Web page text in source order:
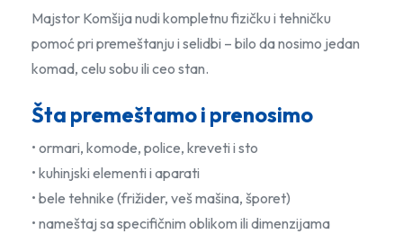
Majstor Komšija nudi kompletnu fizičku i tehničku
pomoć pri premeštanju i selidbi – bilo da nosimo jedan
komad, celu sobu ili ceo stan.
Šta premeštamo i prenosimo
• ormari, komode, police, kreveti i sto
• kuhinjski elementi i aparati
• bele tehnike (frižider, veš mašina, šporet)
• nameštaj sa specifičnim oblikom ili dimenzijama